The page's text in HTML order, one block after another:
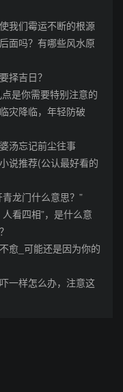
我们霉运不断的根源
面吗？有哪些风水原
择吉日？
是你需要特别注意的
灾降临，年轻防破
汤忘记前尘往事
说推荐(公认最好看的
龙门什么意思？”
看四相”，是什么意
愈_可能还是因为你的
一样怎么办，注意这